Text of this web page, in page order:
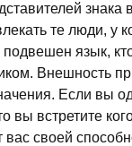
знака
те люди, у
язык,
Внешность
Если вы
вы встретите
своей